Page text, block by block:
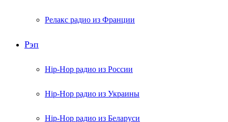
Релакс радио из Франции
Рэп
Hip-Hop радио из России
Hip-Hop радио из Украины
Hip-Hop радио из Беларуси